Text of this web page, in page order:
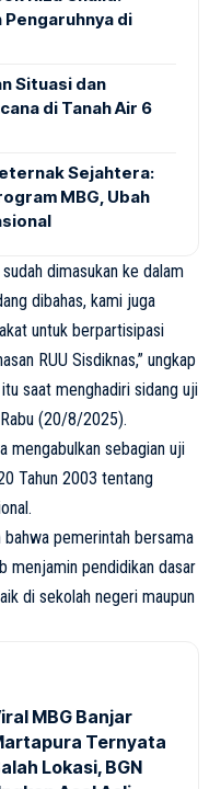
Pengaruhnya di
Situasi dan
di Tanah Air 6
Sejahtera:
MBG, Ubah
dimasukan ke dalam
dibahas, kami juga
untuk berpartisipasi
RUU Sisdiknas,” ungkap
saat menghadiri sidang uji
(20/8/2025).
mengabulkan sebagian uji
Tahun 2003 tentang
bahwa pemerintah bersama
menjamin pendidikan dasar
di sekolah negeri maupun
MBG Banjar
Ternyata
Lokasi, BGN